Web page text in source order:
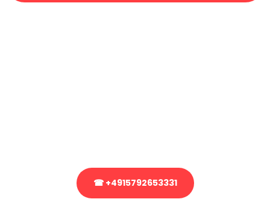
☎ +4915792653331